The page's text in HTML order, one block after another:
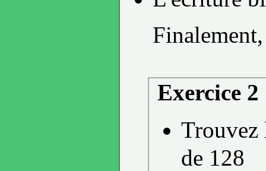
Exercice 2
Trouvez
de 128